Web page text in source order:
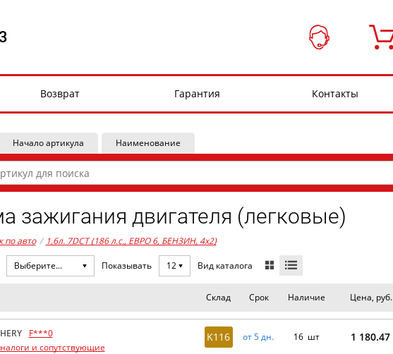
Возврат Гарантия Контакты
Начало артикула Наименование
зажигания двигателя (легковые)
по авто / 1,6л. 7DCT (186 л.с., ЕВРО 6, БЕНЗИН, 4x2)
Выберите... Показывать 12 Вид каталога
Склад Срок Наличие Цена, руб.
F***0
и сопутствующие
K116 от 5 дн. 16 шт 1 180.47